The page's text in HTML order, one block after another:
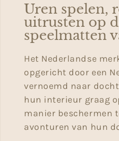
Uren spelen,
uitrusten op
speelmatten
Het Nederlandse
opgericht door een
vernoemd naar
hun interieur graag
manier beschermen
avonturen van hun